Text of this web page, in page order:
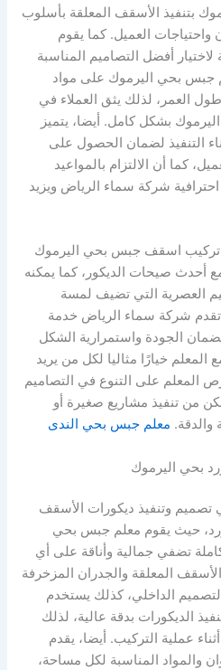
بتنفيذ الأسقف المعلقة بأسلوب
واحتياجات العميل. كما يقوم
أفضل التصاميم المناسبة
جبس بحي اليرموك على مواد
العمر، لذلك يثق العملاء في
بشكل كامل. أيضا، يتميز
التنفيذ لضمان الحصول على
كما أن الالتزام بالمواعيد
شركة سماء الرياض ويزيد
تركيب اسقف جبس بحي اليرموك
أحدث صيحات الديكور، كما يمكنه
العصرية التي تضيف لمسة
شركة سماء الرياض خدمة
الجودة واستمرارية الشكل
المعلم خيارًا مثاليا لكل من يريد
المعلم على التنوع في التصاميم
من تنفيذ مشاريع صغيرة أو
والدقة. معلم جبس بحي الندى
بحي اليرموك
وتنفيذ ديكورات الأسقف
حيث يقوم معلم جبس بحي
تضفي جمالية وأناقة على أي
المعلقة والجدران المزخرفة
الداخلي، كذلك يستخدم
الديكورات بدقة عالية، لذلك
عملية التركيب. أيضا، يقدم
والمواد المناسبة لكل مساحة،